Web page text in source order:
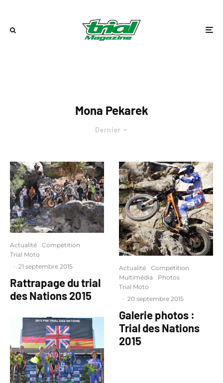
Mona Pekarek
Dernier
Actualité
Compétition
Trial Moto
· 21 septembre 2015
Rattrapage du trial
des Nations 2015
Actualité
Compétition
Multimédia
Photos
Trial Moto
· 20 septembre 2015
Galerie photos :
Trial des Nations
2015